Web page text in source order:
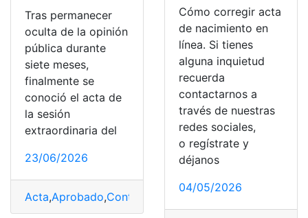
Tras permanecer
oculta de la opinión
pública durante
siete meses,
finalmente se
conoció el acta de
la sesión
extraordinaria del
23/06/2026
Acta,Aprobado,Contrato Ecuador Edgar
Cómo corregir acta
de nacimiento en
línea. Si tienes
alguna inquietud
recuerda
contactarnos a
través de nuestras
redes sociales,
o regístrate y
déjanos
04/05/2026